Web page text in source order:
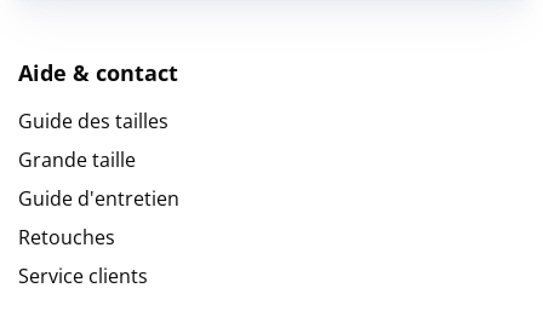
Aide & contact
Guide des tailles
Grande taille
Guide d'entretien
Retouches
Service clients